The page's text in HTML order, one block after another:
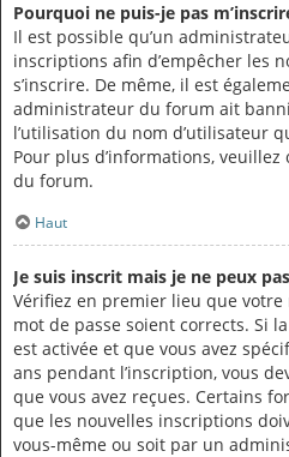
Pourquoi ne puis-je pas
Il est possible qu’un
inscriptions afin d’empêcher les
s’inscrire. De même, il est
administrateur du forum ait
l’utilisation du nom d’utilisateur
Pour plus d’informations,
du forum.
Haut
Je suis inscrit mais je ne peux
Vérifiez en premier lieu que votre
mot de passe soient corrects. Si
est activée et que vous avez
ans pendant l’inscription, vous
que vous avez reçues. Certains
que les nouvelles inscriptions
vous-même ou soit par un